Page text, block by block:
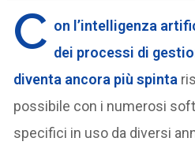
C on l’intelligenza
dei processi di
diventa ancora più spinta
possibile con i numerosi
specifici in uso da diversi